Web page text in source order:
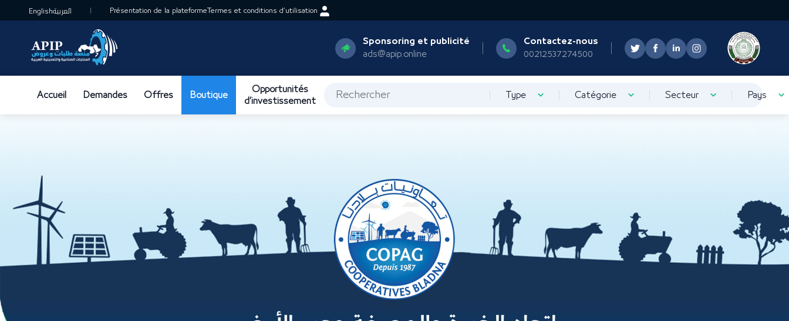
Englishالعربية Présentation de la plateforme Termes et conditions d’utilisation
Sponsoring et publicité
ads@apip.online
Contactez-nous
00212537274500
Accueil Demandes Offres Boutique
Opportunités
d’investissement
Type Catégorie Secteur Pays